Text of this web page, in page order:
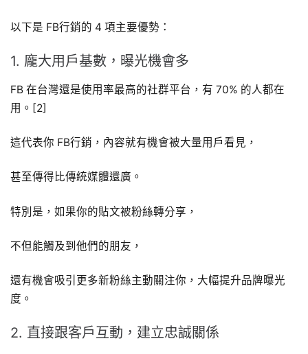
以下是 FB行銷的 4 項主要優勢：
1. 龐大用戶基數，曝光機會多
FB 在台灣還是使用率最高的社群平台，有 70% 的人都在
用。[2]
這代表你 FB行銷，內容就有機會被大量用戶看見，
甚至傳得比傳統媒體還廣。
特別是，如果你的貼文被粉絲轉分享，
不但能觸及到他們的朋友，
還有機會吸引更多新粉絲主動關注你，大幅提升品牌曝光
度。
2. 直接跟客戶互動，建立忠誠關係